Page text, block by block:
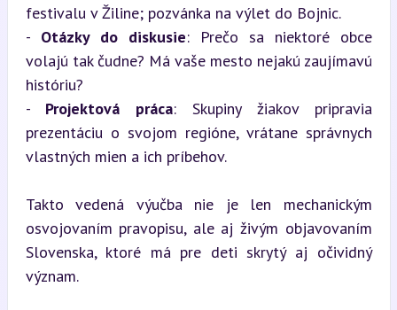
festivalu v Žiline; pozvánka na výlet do Bojnic.
- Otázky do diskusie: Prečo sa niektoré obce
volajú tak čudne? Má vaše mesto nejakú zaujímavú
históriu?
- Projektová práca: Skupiny žiakov pripravia
prezentáciu o svojom regióne, vrátane správnych
vlastných mien a ich príbehov.
Takto vedená výučba nie je len mechanickým
osvojovaním pravopisu, ale aj živým objavovaním
Slovenska, ktoré má pre deti skrytý aj očividný
význam.